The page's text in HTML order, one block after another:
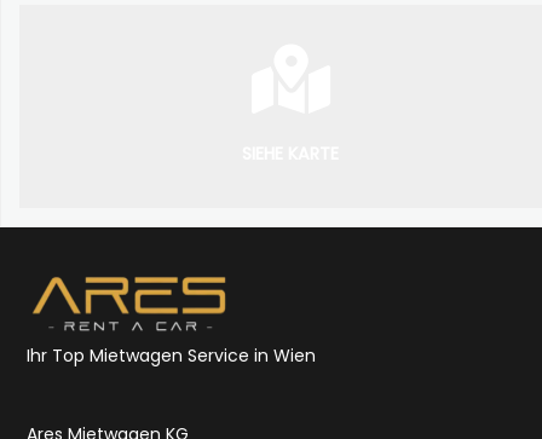
Ihr Top Mietwagen Service in Wien
Ares Mietwagen KG